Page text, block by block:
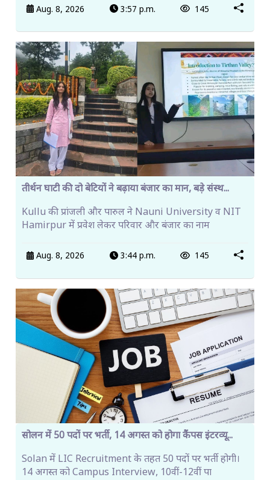
Aug. 8, 2026 3:57 p.m. 145
तीर्थन घाटी की दो बेटियों ने बढ़ाया बंजार का मान, बड़े संस्थ...
Kullu की प्रांजली और पारुल ने Nauni University व NIT
Hamirpur में प्रवेश लेकर परिवार और बंजार का नाम
Aug. 8, 2026 3:44 p.m. 145
सोलन में 50 पदों पर भर्ती, 14 अगस्त को होगा कैंपस इंटरव्यू...
Solan में LIC Recruitment के तहत 50 पदों पर भर्ती होगी।
14 अगस्त को Campus Interview, 10वीं-12वीं पा